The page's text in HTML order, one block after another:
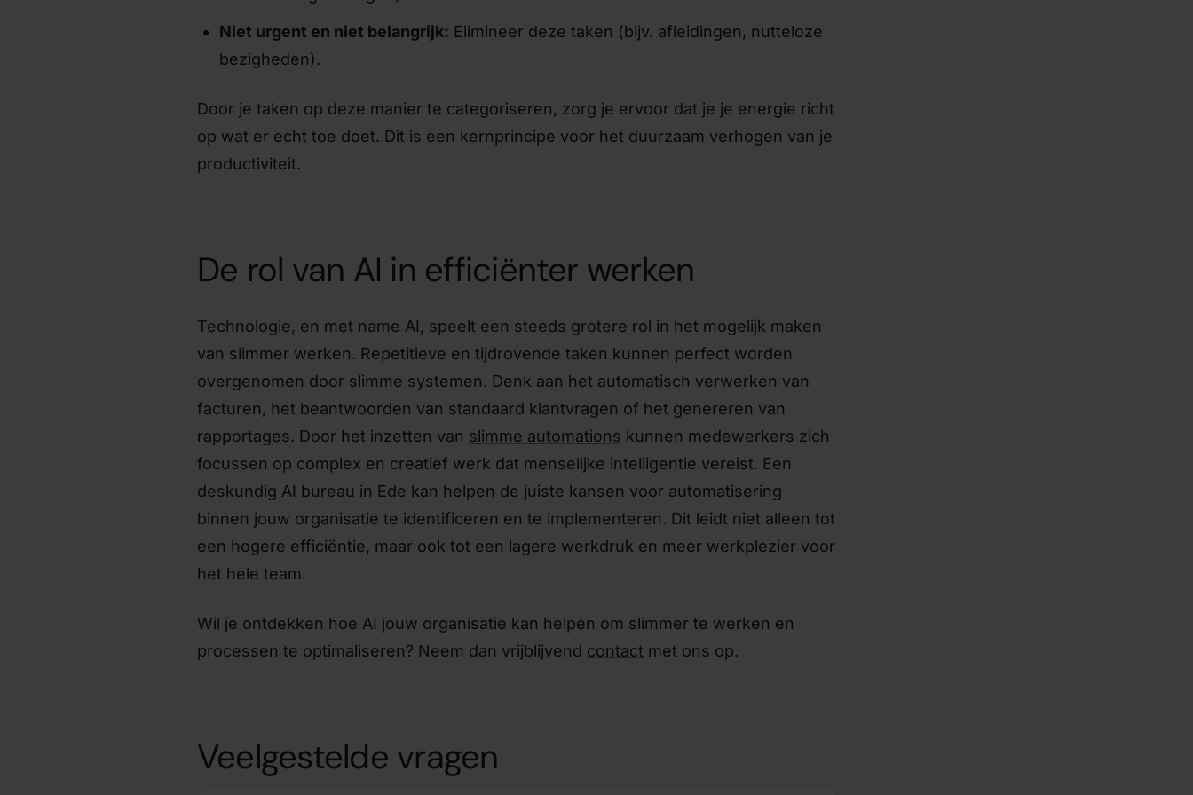
Niet urgent en niet belangrijk: Elimineer deze taken (bijv. afleidingen, nutteloze
bezigheden).
Door je taken op deze manier te categoriseren, zorg je ervoor dat je je energie richt
op wat er echt toe doet. Dit is een kernprincipe voor het duurzaam verhogen van je
productiviteit.
De rol van AI in efficiënter werken
Technologie, en met name AI, speelt een steeds grotere rol in het mogelijk maken
van slimmer werken. Repetitieve en tijdrovende taken kunnen perfect worden
overgenomen door slimme systemen. Denk aan het automatisch verwerken van
facturen, het beantwoorden van standaard klantvragen of het genereren van
rapportages. Door het inzetten van slimme automations kunnen medewerkers zich
focussen op complex en creatief werk dat menselijke intelligentie vereist. Een
deskundig AI bureau in Ede kan helpen de juiste kansen voor automatisering
binnen jouw organisatie te identificeren en te implementeren. Dit leidt niet alleen tot
een hogere efficiëntie, maar ook tot een lagere werkdruk en meer werkplezier voor
het hele team.
Wil je ontdekken hoe AI jouw organisatie kan helpen om slimmer te werken en
processen te optimaliseren? Neem dan vrijblijvend contact met ons op.
Veelgestelde vragen